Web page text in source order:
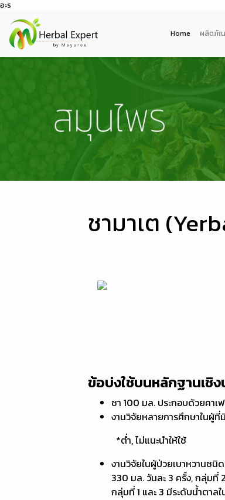
อะร
Home ผลิตภั
ชามาเต
ข้อบ่งใช้บนหลักฐานเชิ
ชา 100 มล. ประกอบด้วยคาเ
งานวิจัยหลายการศึกษาในผู้
*ต่ำ, ไม่แนะนำให้ใช้
งานวิจัยในผู้ป่วยเบาหวานชนิ
330 มล. วันละ 3 ครั้ง, กลุ่มที่
กลุ่มที่ 1 และ 3 มีระดับน้ำตาล